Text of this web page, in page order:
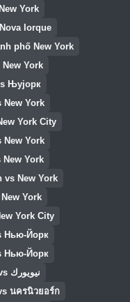
York
Iorque
phố New York
York
Њујорк
New York
York City
New York
York
vs New York
York
York City
Нью-Йорк
Нью-Йорк
الطقس · Berlin vs نيويورك
นครนิวยอร์ก